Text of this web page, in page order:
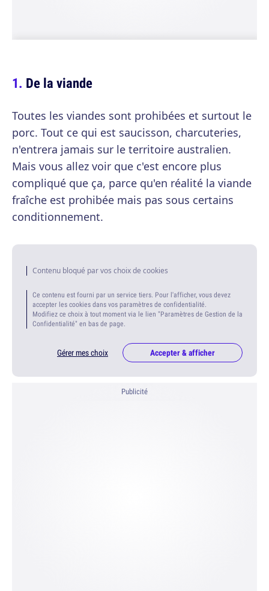
De la viande
Toutes les viandes sont prohibées et surtout le
porc. Tout ce qui est saucisson, charcuteries,
n'entrera jamais sur le territoire australien.
Mais vous allez voir que c'est encore plus
compliqué que ça, parce qu'en réalité la viande
fraîche est prohibée mais pas sous certains
conditionnement.
Contenu bloqué par vos choix de cookies
Ce contenu est fourni par un service tiers. Pour l'afficher, vous devez
accepter les cookies dans vos paramètres de confidentialité.
Modifiez ce choix à tout moment via le lien "Paramètres de Gestion de la
Confidentialité" en bas de page.
Gérer mes choix Accepter & afficher
Publicité